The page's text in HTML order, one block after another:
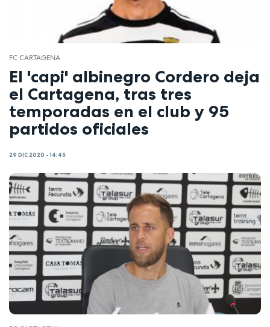
FC CARTAGENA
El 'capi' albinegro Cordero deja
el Cartagena, tras tres
temporadas en el club y 95
partidos oficiales
29 DIC 2020 - 14:45